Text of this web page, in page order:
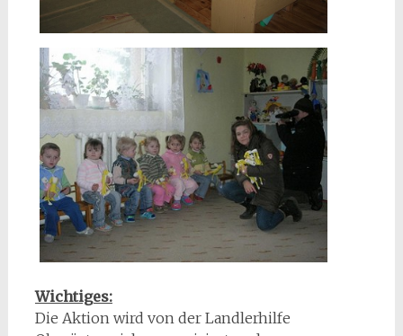
Wichtiges:
Die Aktion wird von der Landlerhilfe